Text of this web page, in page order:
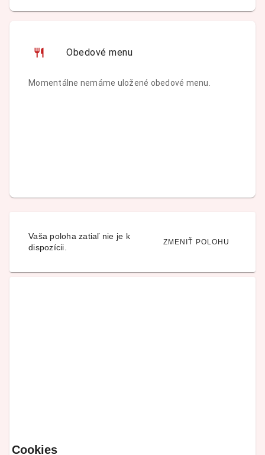
Obedové menu
Momentálne nemáme uložené obedové menu.
Vaša poloha zatiaľ nie je k
dispozícii.
ZMENIŤ POLOHU
Cookies